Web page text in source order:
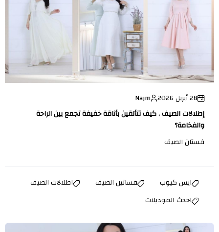
28 أبريل 2026
Najm
إطلالات الصيف , كيف تتألقين بأناقة خفيفة تجمع بين الراحة
والفخامة؟
فستان الصيف
ايس كيوب فساتين الصيف
اطلالات الصيف
احدث الموديلات